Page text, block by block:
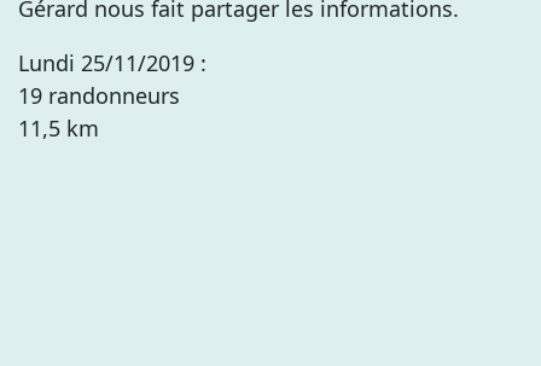
Gérard nous fait partager les informations.
Lundi 25/11/2019 :
19 randonneurs
11,5 km